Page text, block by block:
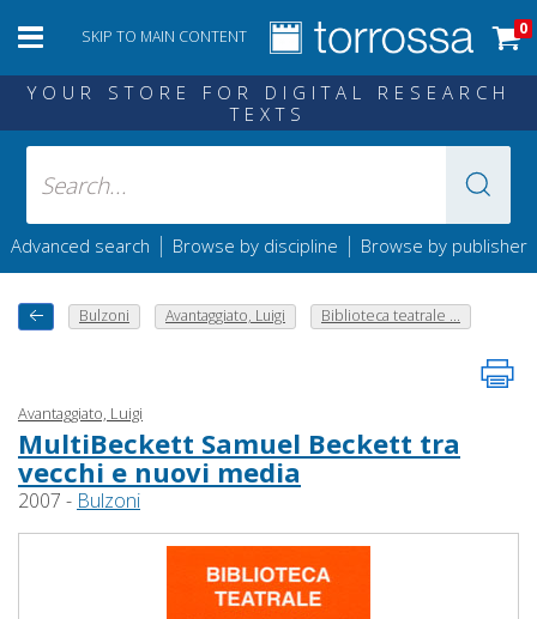
SKIP TO MAIN CONTENT 0
YOUR STORE FOR DIGITAL RESEARCH
TEXTS
Advanced search | Browse by discipline | Browse by publisher
Bulzoni Avantaggiato, Luigi Biblioteca teatrale ...
Avantaggiato, Luigi
MultiBeckett Samuel Beckett tra
vecchi e nuovi media
2007 - Bulzoni